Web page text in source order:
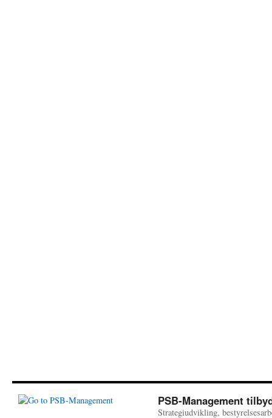
PSB-Management
Strategiudvikling,